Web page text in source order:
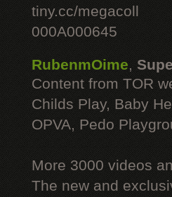
tiny.cc/megacoll
000A000645
RubenmOime,
Content from TOR
Childs Play, Baby
OPVA, Pedo
More 3000 videos
The new and